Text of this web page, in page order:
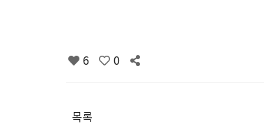
6 0
목록